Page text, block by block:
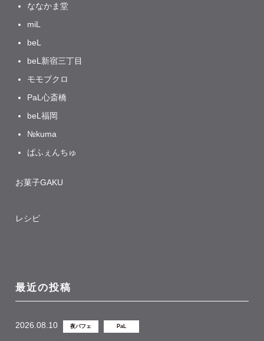
ななかま堂
miL
beL
beL新宿三丁目
モモブクロ
PaL心斎橋
beL福岡
№kuma
ぱふぇんちゅ
お菓子GAKU
レシピ
最近の投稿
2026.08.10 夜パフェ PaL